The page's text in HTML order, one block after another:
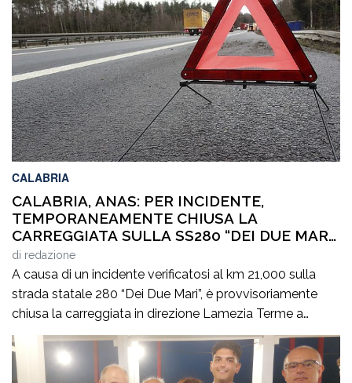
CALABRIA
CALABRIA, ANAS: PER INCIDENTE,
TEMPORANEAMENTE CHIUSA LA
CARREGGIATA SULLA SS280 “DEI DUE MARI”,
IN DIREZIONE LAMEZIA TERME
di redazione
A causa di un incidente verificatosi al km 21,000 sulla
strada statale 280 “Dei Due Mari”, è provvisoriamente
chiusa la carreggiata in direzione Lamezia Terme a
Marcellinara (CZ). Il sinistro, le cui cause sono in corso di
accertamento, ha coinvolto un mezzo pesante e un
veicolo leggero provocando il ferimento di cinque